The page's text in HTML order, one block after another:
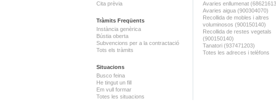
Cita prèvia
Tràmits Freqüents
Instància genèrica
Bústia oberta
Subvencions per a la contractació
Tots els tràmits
Situacions
Busco feina
He tingut un fill
Em vull formar
Totes les situacions
Avaries enllumenat
Avaries aigua (900304070)
Recollida de mobles i altres
voluminosos (900150140)
Recollida de restes vegetals
(900150140)
Tanatori (937471203)
Totes les adreces i telèfons